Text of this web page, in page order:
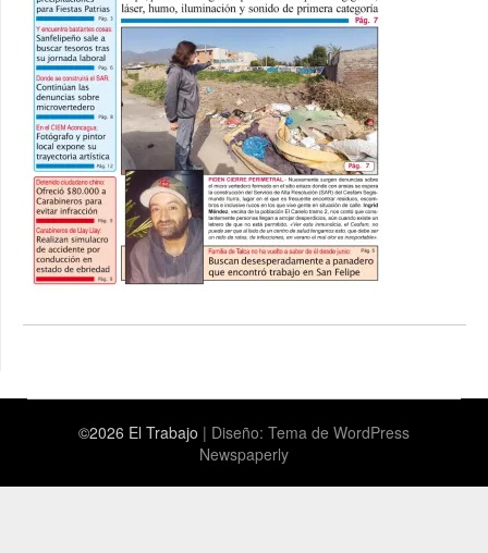
©2026 El Trabajo | Diseño: Tema de WordPress
Newspaperly